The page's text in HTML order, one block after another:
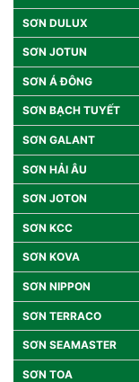
SƠN DULUX
SƠN JOTUN
SƠN Á ĐÔNG
SƠN BẠCH TUYẾT
SƠN GALANT
SƠN HẢI ÂU
SƠN JOTON
SƠN KCC
SƠN KOVA
SƠN NIPPON
SƠN TERRACO
SƠN SEAMASTER
SƠN TOA